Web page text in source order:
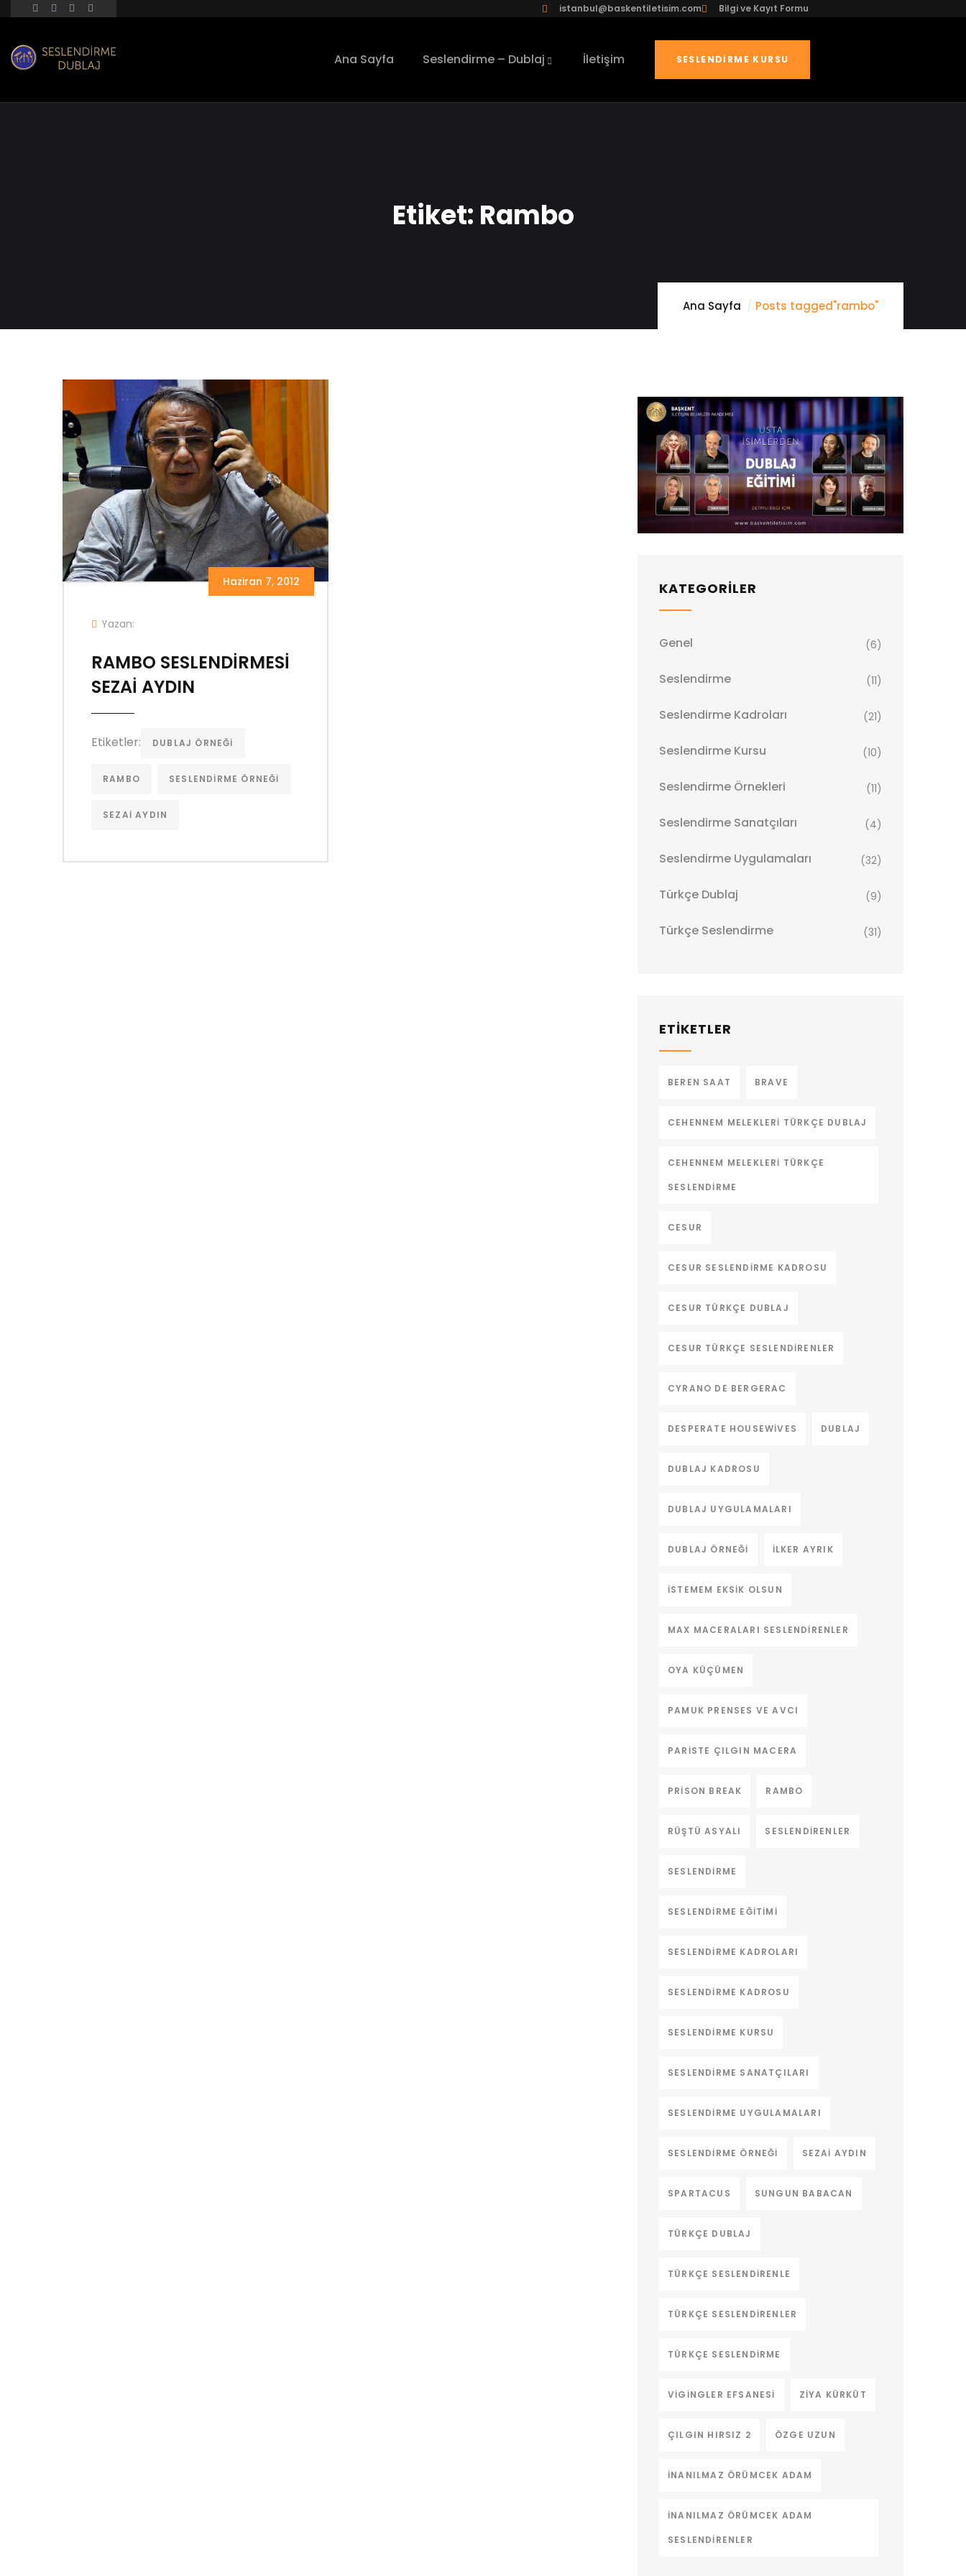
istanbul@baskentiletisim.com Bilgi ve Kayıt Formu
Ana Sayfa Seslendirme – Dublaj İletişim SESLENDIRME KURSU
Etiket: Rambo
Ana Sayfa Posts tagged"rambo"
Haziran 7, 2012
Yazan:
RAMBO SESLENDİRMESİ
SEZAİ AYDIN
Etiketler: DUBLAJ ÖRNEĞI
RAMBO SESLENDIRME ÖRNEĞI
SEZAI AYDIN
KATEGORİLER
Genel (6)
Seslendirme (11)
Seslendirme Kadroları (21)
Seslendirme Kursu (10)
Seslendirme Örnekleri (11)
Seslendirme Sanatçıları (4)
Seslendirme Uygulamaları (32)
Türkçe Dublaj (9)
Türkçe Seslendirme (31)
ETİKETLER
BEREN SAAT BRAVE
CEHENNEM MELEKLERI TÜRKÇE DUBLAJ
CEHENNEM MELEKLERI TÜRKÇE
SESLENDIRME
CESUR
CESUR SESLENDIRME KADROSU
CESUR TÜRKÇE DUBLAJ
CESUR TÜRKÇE SESLENDIRENLER
CYRANO DE BERGERAC
DESPERATE HOUSEWIVES DUBLAJ
DUBLAJ KADROSU
DUBLAJ UYGULAMALARI
DUBLAJ ÖRNEĞI ILKER AYRIK
ISTEMEM EKSIK OLSUN
MAX MACERALARI SESLENDIRENLER
OYA KÜÇÜMEN
PAMUK PRENSES VE AVCI
PARISTE ÇILGIN MACERA
PRISON BREAK RAMBO
RÜŞTÜ ASYALI SESLENDIRENLER
SESLENDIRME
SESLENDIRME EĞITIMI
SESLENDIRME KADROLARI
SESLENDIRME KADROSU
SESLENDIRME KURSU
SESLENDIRME SANATÇILARI
SESLENDIRME UYGULAMALARI
SESLENDIRME ÖRNEĞI SEZAI AYDIN
SPARTACUS SUNGUN BABACAN
TÜRKÇE DUBLAJ
TÜRKÇE SESLENDIRENLE
TÜRKÇE SESLENDIRENLER
TÜRKÇE SESLENDIRME
VIGINGLER EFSANESI ZIYA KÜRKÜT
ÇILGIN HIRSIZ 2 ÖZGE UZUN
İNANILMAZ ÖRÜMCEK ADAM
İNANILMAZ ÖRÜMCEK ADAM
SESLENDIRENLER